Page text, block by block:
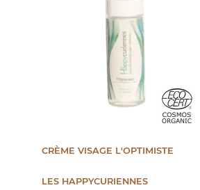
CRÈME VISAGE L'OPTIMISTE
LES HAPPYCURIENNES